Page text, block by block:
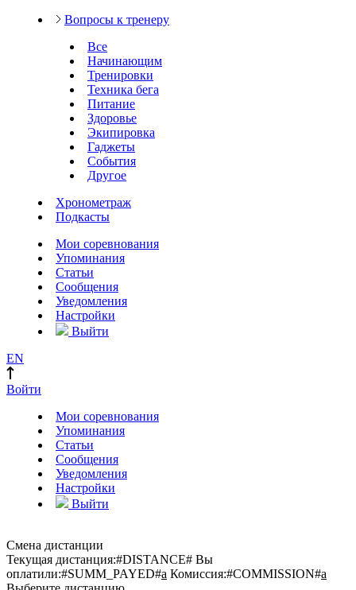
Вопросы к тренеру
Все
Начинающим
Тренировки
Техника бега
Питание
Здоровье
Экипировка
Гаджеты
События
Другое
Хронометраж
Подкасты
Мои соревнования
Упоминания
Статьи
Сообщения
Уведомления
Настройки
Выйти
EN
Войти
Мои соревнования
Упоминания
Статьи
Сообщения
Уведомления
Настройки
Выйти
Смена дистанции
Текущая дистанция:#DISTANCE# Вы
оплатили:#SUMM_PAYED#a Комиссия:#COMMISSION#a